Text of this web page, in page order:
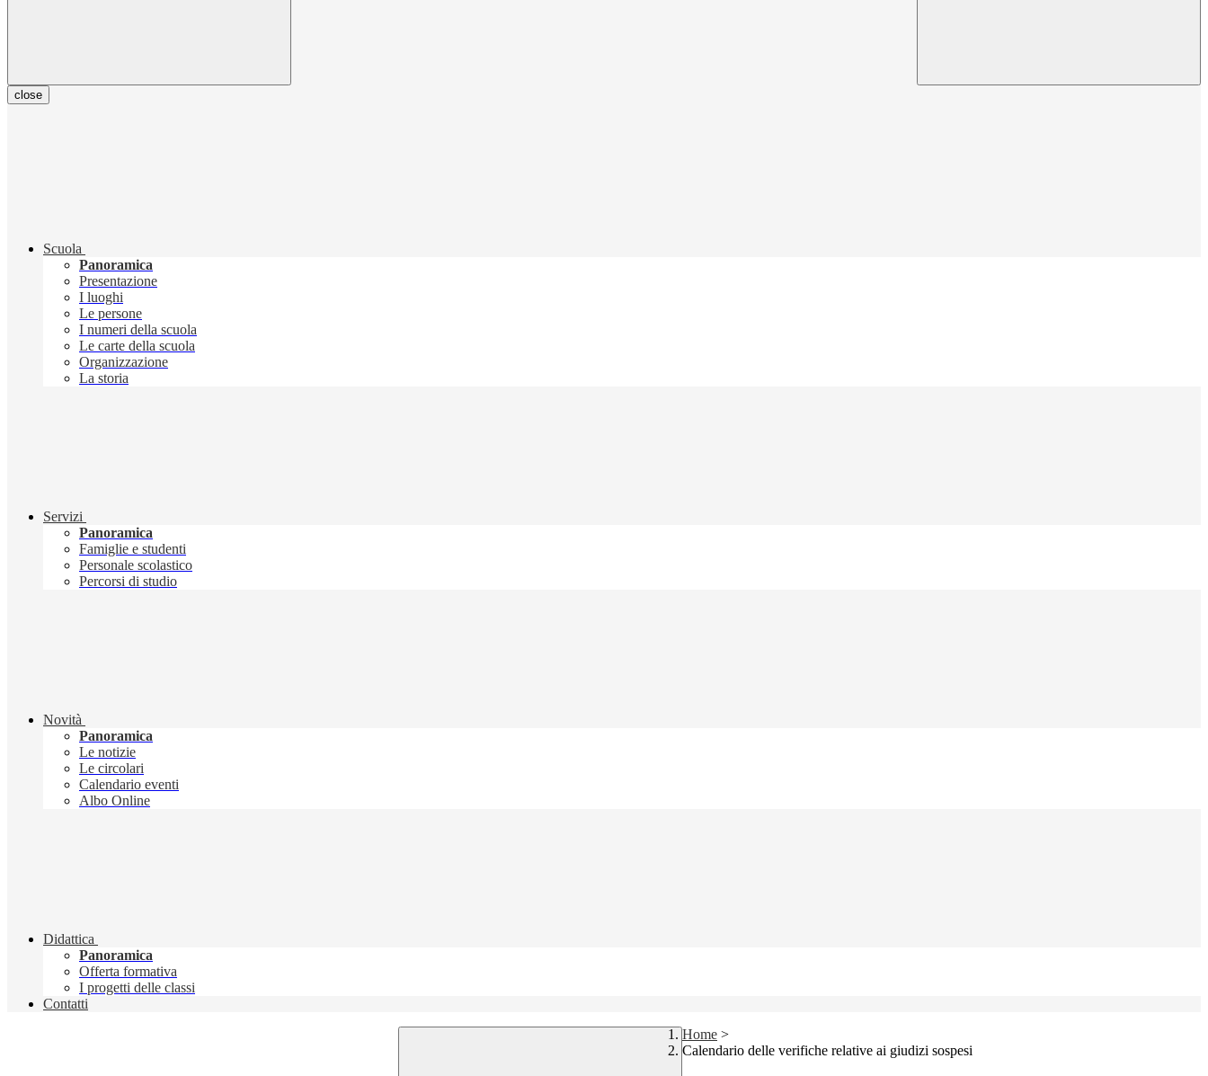
close
Scuola
Panoramica
Presentazione
I luoghi
Le persone
I numeri della scuola
Le carte della scuola
Organizzazione
La storia
Servizi
Panoramica
Famiglie e studenti
Personale scolastico
Percorsi di studio
Novità
Panoramica
Le notizie
Le circolari
Calendario eventi
Albo Online
Didattica
Panoramica
Offerta formativa
I progetti delle classi
Contatti
Home >
Calendario delle verifiche relative ai giudizi sospesi